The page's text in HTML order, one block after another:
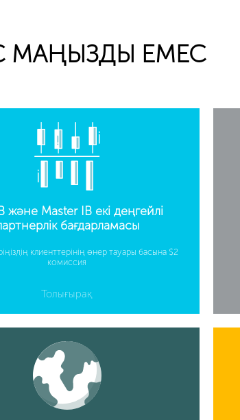
МАҢЫЗДЫ ЕМЕС
және Master IB екі деңгейлі
бағдарламасы
клиенттерінің өнер тауары басына $2
комиссия
Толығырақ